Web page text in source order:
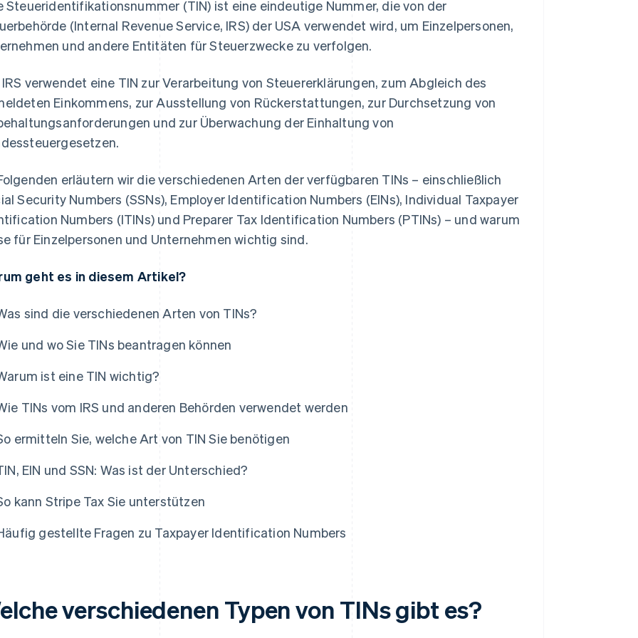
Steueridentifikationsnummer (TIN) ist eine eindeutige Nummer, die von der
(Internal Revenue Service, IRS) der USA verwendet wird, um Einzelpersonen,
und andere Entitäten für Steuerzwecke zu verfolgen.
IRS verwendet eine TIN zur Verarbeitung von Steuererklärungen, zum Abgleich des
Einkommens, zur Ausstellung von Rückerstattungen, zur Durchsetzung von
und zur Überwachung der Einhaltung von
erläutern wir die verschiedenen Arten der verfügbaren TINs – einschließlich
Security Numbers (SSNs), Employer Identification Numbers (EINs), Individual Taxpayer
Numbers (ITINs) und Preparer Tax Identification Numbers (PTINs) – und warum
für Einzelpersonen und Unternehmen wichtig sind.
geht es in diesem Artikel?
sind die verschiedenen Arten von TINs?
und wo Sie TINs beantragen können
ist eine TIN wichtig?
TINs vom IRS und anderen Behörden verwendet werden
ermitteln Sie, welche Art von TIN Sie benötigen
EIN und SSN: Was ist der Unterschied?
kann Stripe Tax Sie unterstützen
gestellte Fragen zu Taxpayer Identification Numbers
verschiedenen Typen von TINs gibt es?